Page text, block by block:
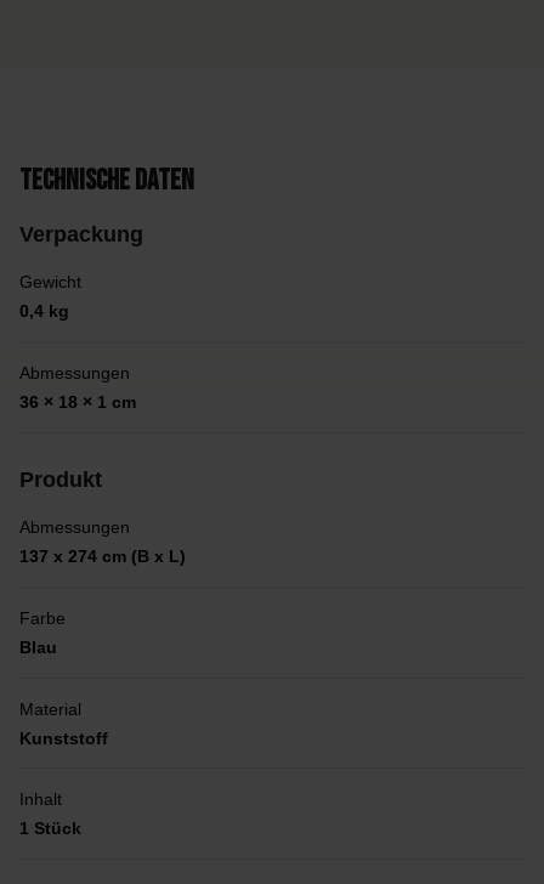
Technische Daten
Verpackung
Gewicht
0,4 kg
Abmessungen
36 × 18 × 1 cm
Produkt
Abmessungen
137 x 274 cm (B x L)
Farbe
Blau
Material
Kunststoff
Inhalt
1 Stück